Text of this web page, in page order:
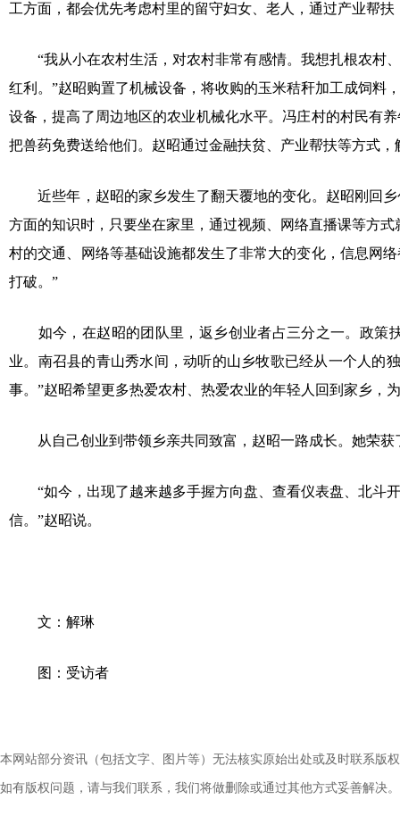
工方面，都会优先考虑村里的留守妇女、老人，通过产业帮扶
“我从小在农村生活，对农村非常有感情。我想扎根农村
红利。”赵昭购置了机械设备，将收购的玉米秸秆加工成饲料
设备，提高了周边地区的农业机械化水平。冯庄村的村民有
把兽药免费送给他们。赵昭通过金融扶贫、产业帮扶等方式
近些年，赵昭的家乡发生了翻天覆地的变化。赵昭刚回乡
方面的知识时，只要坐在家里，通过视频、网络直播课等方
村的交通、网络等基础设施都发生了非常大的变化，信息网
打破。”
如今，在赵昭的团队里，返乡创业者占三分之一。政策
业。南召县的青山秀水间，动听的山乡牧歌已经从一个人的
事。”赵昭希望更多热爱农村、热爱农业的年轻人回到家乡，
从自己创业到带领乡亲共同致富，赵昭一路成长。她荣获
“如今，出现了越来越多手握方向盘、查看仪表盘、北斗
信。”赵昭说。
文：解琳
图：受访者
本网站部分资讯（包括文字、图片等）无法核实原始出处或及时联系版
如有版权问题，请与我们联系，我们将做删除或通过其他方式妥善解决。